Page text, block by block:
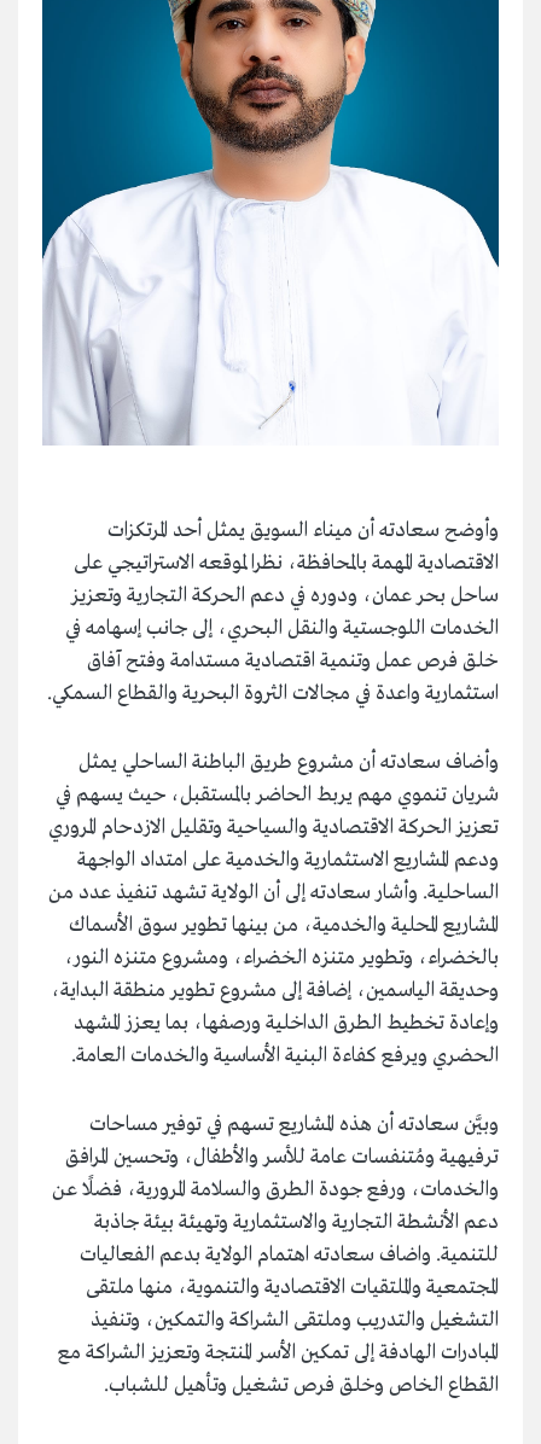
وأوضح سعادته أن ميناء السويق يمثل أحد المرتكزات
الاقتصادية المهمة بالمحافظة، نظرا لموقعه الاستراتيجي على
ساحل بحر عمان، ودوره في دعم الحركة التجارية وتعزيز
الخدمات اللوجستية والنقل البحري، إلى جانب إسهامه في
خلق فرص عمل وتنمية اقتصادية مستدامة وفتح آفاق
استثمارية واعدة في مجالات الثروة البحرية والقطاع السمكي.
وأضاف سعادته أن مشروع طريق الباطنة الساحلي يمثل
شريان تنموي مهم يربط الحاضر بالمستقبل، حيث يسهم في
تعزيز الحركة الاقتصادية والسياحية وتقليل الازدحام المروري
ودعم المشاريع الاستثمارية والخدمية على امتداد الواجهة
الساحلية. وأشار سعادته إلى أن الولاية تشهد تنفيذ عدد من
المشاريع المحلية والخدمية، من بينها تطوير سوق الأسماك
بالخضراء، وتطوير متنزه الخضراء، ومشروع متنزه النور،
وحديقة الياسمين، إضافة إلى مشروع تطوير منطقة البداية،
وإعادة تخطيط الطرق الداخلية ورصفها، بما يعزز المشهد
الحضري ويرفع كفاءة البنية الأساسية والخدمات العامة.
وبيَّن سعادته أن هذه المشاريع تسهم في توفير مساحات
ترفيهية ومُتنفسات عامة للأسر والأطفال، وتحسين المرافق
والخدمات، ورفع جودة الطرق والسلامة المرورية، فضلًا عن
دعم الأنشطة التجارية والاستثمارية وتهيئة بيئة جاذبة
للتنمية. واضاف سعادته اهتمام الولاية بدعم الفعاليات
المجتمعية والملتقيات الاقتصادية والتنموية، منها ملتقى
التشغيل والتدريب وملتقى الشراكة والتمكين، وتنفيذ
المبادرات الهادفة إلى تمكين الأسر المنتجة وتعزيز الشراكة مع
القطاع الخاص وخلق فرص تشغيل وتأهيل للشباب.